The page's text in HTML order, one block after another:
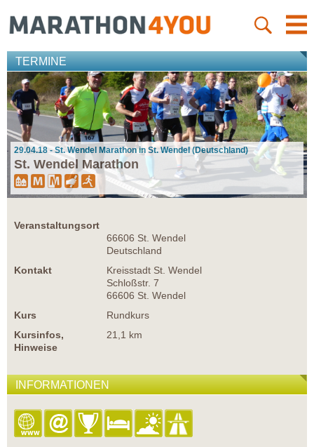
TERMINE
29.04.18 - St. Wendel Marathon in St. Wendel (Deutschland)
St. Wendel Marathon
Veranstaltungsort
66606 St. Wendel
Deutschland
Kontakt
Kreisstadt St. Wendel
Schloßstr. 7
66606 St. Wendel
Kurs
Rundkurs
Kursinfos,
Hinweise
21,1 km
INFORMATIONEN